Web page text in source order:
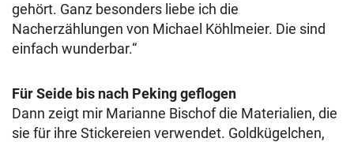
gehört. Ganz besonders liebe ich die
Nacherzählungen von Michael Köhlmeier. Die sind
einfach wunderbar.“
Für Seide bis nach Peking geflogen
Dann zeigt mir Marianne Bischof die Materialien, die
sie für ihre Stickereien verwendet. Goldkügelchen,